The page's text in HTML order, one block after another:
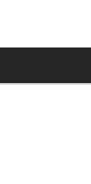
SÜRÜYOR